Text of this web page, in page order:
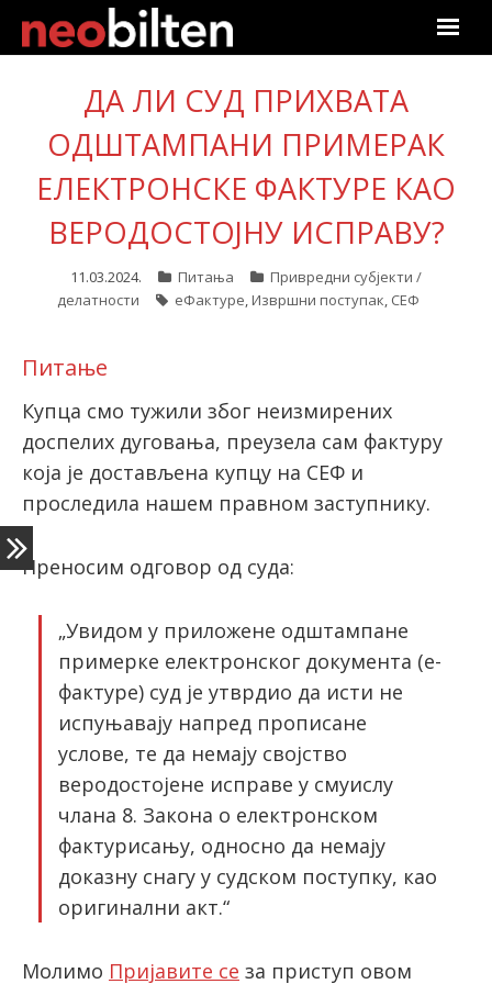
Почетна
Претрага
Актуелно
Подаци
Линкови
Претплата
Пријава
latinica
ДА ЛИ СУД ПРИХВАТА
ОДШТАМПАНИ ПРИМЕРАК
ЕЛЕКТРОНСКЕ ФАКТУРЕ КАО
ВЕРОДОСТОЈНУ ИСПРАВУ?
11.03.2024. Питања
Привредни субјекти /
делатности
еФактуре, Извршни поступак, СЕФ
Питање
Купца смо тужили због неизмирених
доспелих дуговања, преузела сам фактуру
која је достављена купцу на СЕФ и
проследила нашем правном заступнику.
Преносим одговор од суда:
„Увидом у приложене одштампане
примерке електронског документа (е-
фактуре) суд је утврдио да исти не
испуњавају напред прописане
услове, те да немају својство
веродостојене исправе у смуислу
члана 8. Закона о електронском
фактурисању, односно да немају
доказну снагу у судском поступку, као
оригинални акт.“
Молимо Пријавите се за приступ овом